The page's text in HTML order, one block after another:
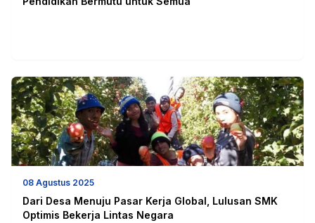
08 Agustus 2025
Dari Desa Menuju Pasar Kerja Global, Lulusan SMK
Optimis Bekerja Lintas Negara